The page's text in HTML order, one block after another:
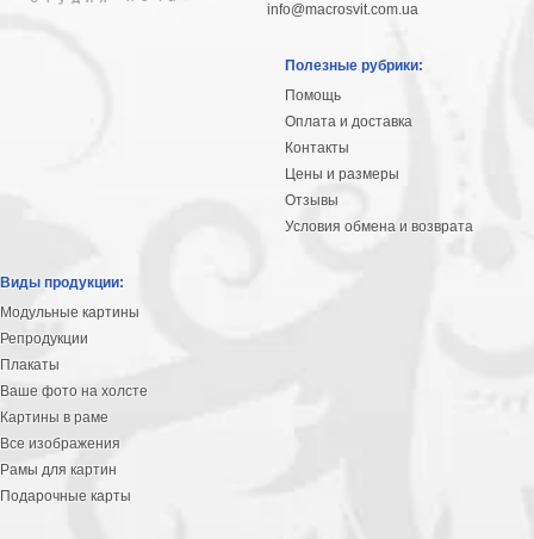
info@macrosvit.com.ua
Полезные рубрики:
Помощь
Оплата и доставка
Контакты
Цены и размеры
Отзывы
Условия обмена и возврата
Виды продукции:
Модульные картины
Репродукции
Плакаты
Ваше фото на холсте
Картины в раме
Все изображения
Рамы для картин
Подарочные карты